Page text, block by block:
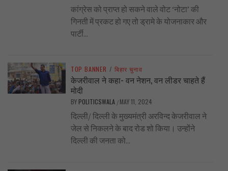
कांग्रेस को प्राप्त हो सकने वाले वोट ‘नोटा’ की
गिनती में प्रकट हो गए तो ड्रामे के योजनाकार और
पार्टी...
TOP BANNER / बिहार चुनाव
केजरीवाल ने कहा- वन नेशन, वन लीडर चाहते हैं
मोदी
BY POLITICSWALA / MAY 11, 2024
दिल्ली/ दिल्ली के मुख्यमंत्री अरविन्द केजरीवाल ने
जेल से निकलने के बाद रोड शो किया। उन्होंने
दिल्ली की जनता को...